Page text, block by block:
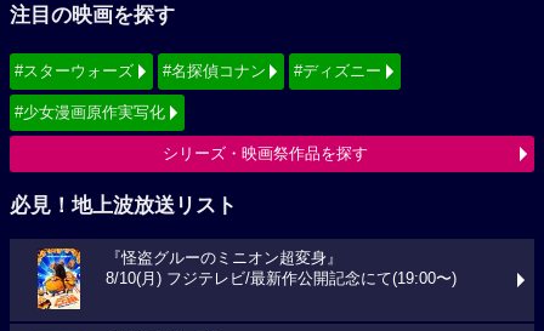
注目の映画を探す
#スターウォーズ #名探偵コナン #ディズニー
#少女漫画原作実写化
シリーズ・映画祭作品を探す
必見！地上波放送リスト
『怪盗グルーのミニオン超変身』
8/10(月) フジテレビ/最新作公開記念にて(19:00〜)